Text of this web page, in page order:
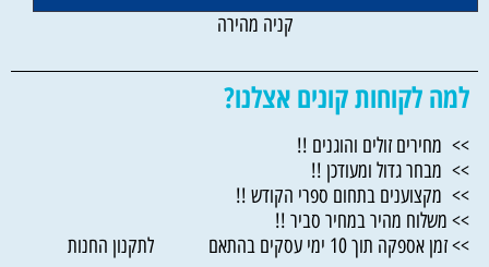
קניה מהירה
למה לקוחות קונים אצלנו?
>> מחירים זולים והוגנים !!
>> מבחר גדול ומעודכן !!
>> מקצוענים בתחום ספרי הקודש !!
>> משלוח מהיר במחיר סביר !!
>> זמן אספקה תוך 10 ימי עסקים בהתאם לתקנון החנות